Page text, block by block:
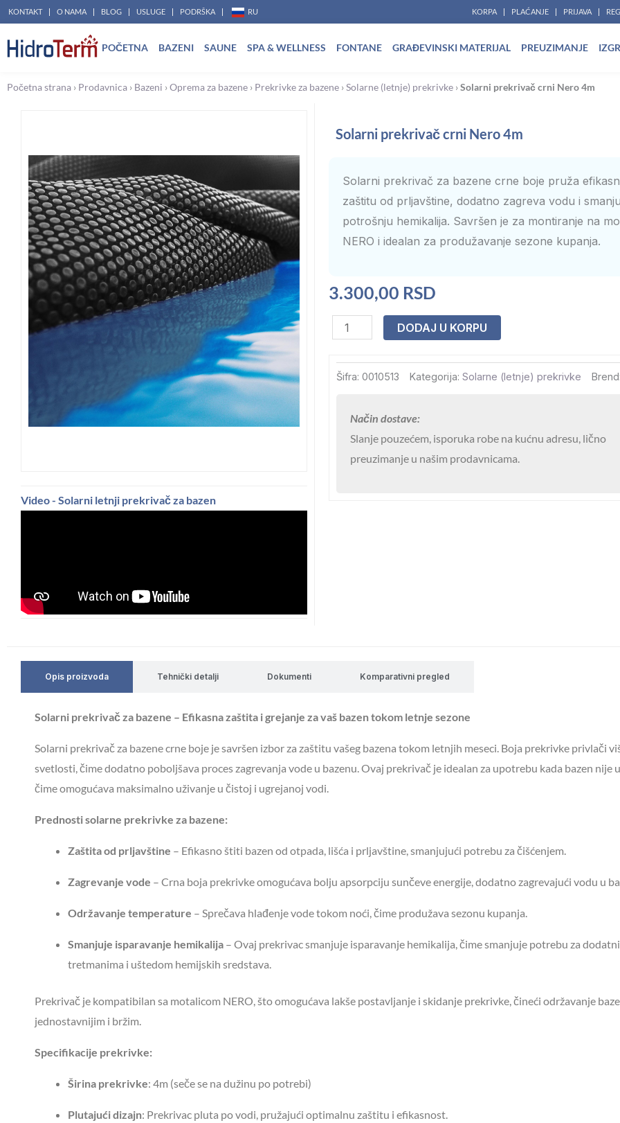
Pređi
sadržaj
KONTAKT O NAMA BLOG USLUGE PODRŠKA RU KORPA PLAĆANJE PRIJAVA
POČETNA BAZENI SAUNE SPA & WELLNESS FONTANE GRAĐEVINSKI MATERIJAL PREUZIMANJE
Početna strana › Prodavnica › Bazeni ›Oprema za bazene › Prekrivke za bazene ›Solarne (letnje) prekrivke ›Solarni prekrivač crni Nero 4m
Video - Solarni letnji prekrivač za bazen
Solarni prekrivač crni Nero 4m
Solarni prekrivač za bazene crne boje pruža
zaštitu od prljavštine, dodatno zagreva vodu i
potrošnju hemikalija. Savršen je za montiranje na
NERO i idealan za produžavanje sezone kupanja.
3.300,00 RSD
Solarni
prekrivač
crni
Nero
količina
DODAJ U KORPU
Šifra: 0010513 Kategorija: Solarne (letnje) prekrivke Brend:
Način dostave:
Slanje pouzećem, isporuka robe na kućnu adresu, lično
preuzimanje u našim prodavnicama.
Opis proizvoda Tehnički detalji Dokumenti Komparativni pregled
Solarni prekrivač za bazene – Efikasna zaštita i grejanje za vaš bazen tokom letnje sezone
Solarni prekrivač za bazene crne boje je savršen izbor za zaštitu vašeg bazena tokom letnjih meseci. Boja prekrivke privlači
svetlosti, čime dodatno poboljšava proces zagrevanja vode u bazenu. Ovaj prekrivač je idealan za upotrebu kada bazen nije
čime omogućava maksimalno uživanje u čistoj i ugrejanoj vodi.
Prednosti solarne prekrivke za bazene:
Zaštita od prljavštine – Efikasno štiti bazen od otpada, lišća i prljavštine, smanjujući potrebu za čišćenjem.
Zagrevanje vode – Crna boja prekrivke omogućava bolju apsorpciju sunčeve energije, dodatno zagrevajući vodu u
Održavanje temperature – Sprečava hlađenje vode tokom noći, čime produžava sezonu kupanja.
Smanjuje isparavanje hemikalija – Ovaj prekrivac smanjuje isparavanje hemikalija, čime smanjuje potrebu za
tretmanima i uštedom hemijskih sredstava.
Prekrivač je kompatibilan sa motalicom NERO, što omogućava lakše postavljanje i skidanje prekrivke, čineći održavanje
jednostavnijim i bržim.
Specifikacije prekrivke:
Širina prekrivke: 4m (seče se na dužinu po potrebi)
Plutajući dizajn: Prekrivac pluta po vodi, pružajući optimalnu zaštitu i efikasnost.